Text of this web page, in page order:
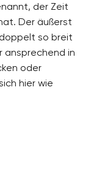
der Zeit
Der äußerst
so breit
ansprechend in
oder
hier wie